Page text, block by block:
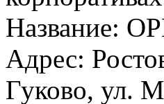
Название:
Адрес:
Гуково, ул.